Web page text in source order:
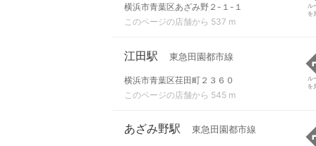
横浜市青葉区あざみ野２-１-１
このページの店舗から 537 m
ル
を
江田駅 東急田園都市線
横浜市青葉区荏田町２３６０
このページの店舗から 545 m
ル
を
あざみ野駅 東急田園都市線